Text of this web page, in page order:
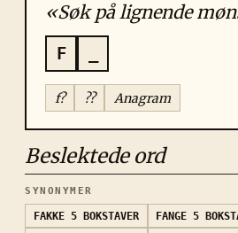
«Søk på lignende
F
f? ?? Anagram
Beslektede ord
SYNONYMER
FAKKE 5 BOKSTAVER FANGE 5